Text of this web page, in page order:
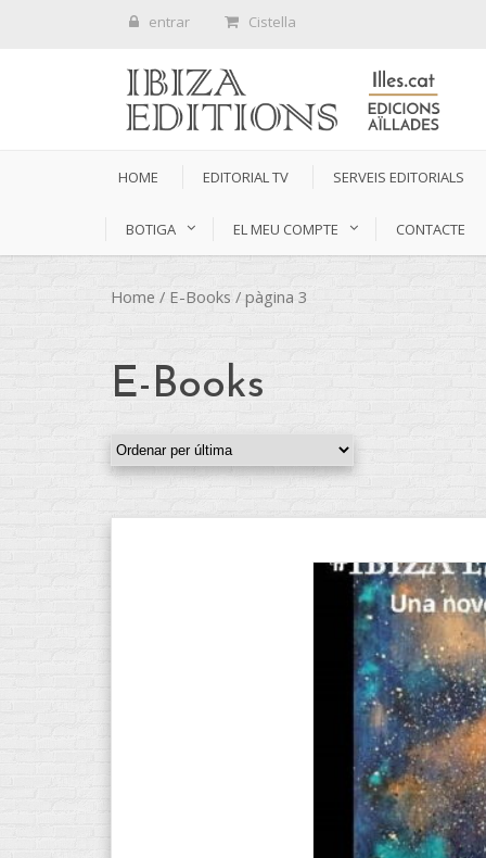
entrar Cistella
HOME EDITORIAL TV SERVEIS EDITORIALS
BOTIGA EL MEU COMPTE CONTACTE
Home / E-Books / pàgina 3
E-Books